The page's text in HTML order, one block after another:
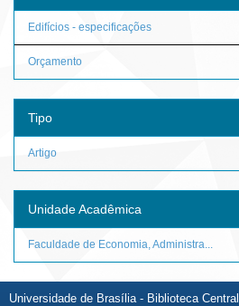
Edifícios - especificações
Orçamento
Tipo
Artigo
Unidade Acadêmica
Faculdade de Economia, Administra...
Universidade de Brasília - Biblioteca Central